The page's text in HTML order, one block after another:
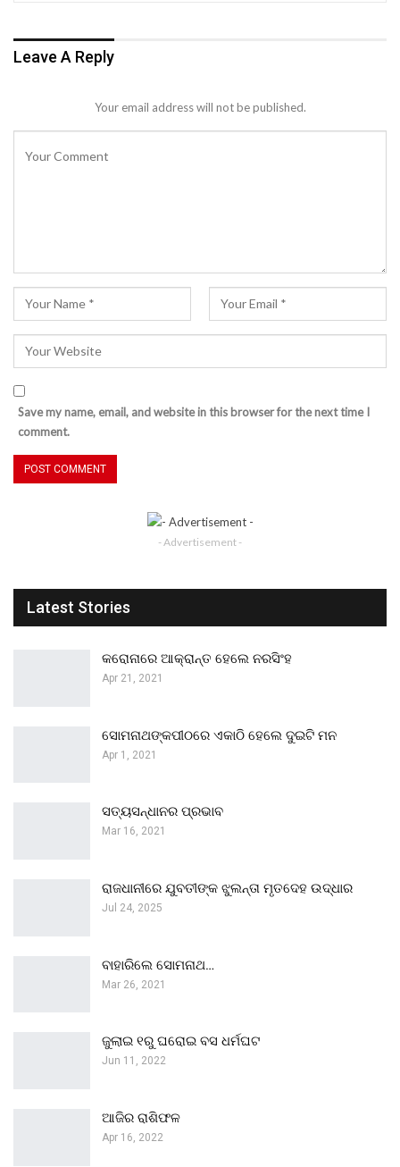
Leave A Reply
Your email address will not be published.
Save my name, email, and website in this browser for the next time I
comment.
- Advertisement -
Latest Stories
କରୋନାରେ ଆକ୍ରାନ୍ତ ହେଲେ ନରସିଂହ
Apr 21, 2021
ସୋମନାଥଙ୍କପୀଠରେ ଏକାଠି ହେଲେ ଦୁଇଟି ମନ
Apr 1, 2021
ସତ୍ୟସନ୍ଧାନର ପ୍ରଭାବ
Mar 16, 2021
ରାଜଧାନୀରେ ଯୁବତୀଙ୍କ ଝୁଲନ୍ତା ମୃତଦେହ ଉଦ୍ଧାର
Jul 24, 2025
ବାହାରିଲେ ସୋମନାଥ…
Mar 26, 2021
ଜୁଲାଇ ୧ରୁ ଘରୋଇ ବସ ଧର୍ମଘଟ
Jun 11, 2022
ଆଜିର ରାଶିଫଳ
Apr 16, 2022